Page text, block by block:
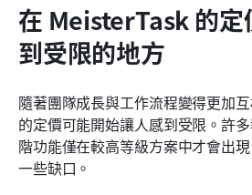
在 MeisterTask 的定
到受限的地方
隨著團隊成長與工作流程變得更加
的定價可能開始讓人感到受限。許
階功能僅在較高等級方案中才會出
一些缺口。